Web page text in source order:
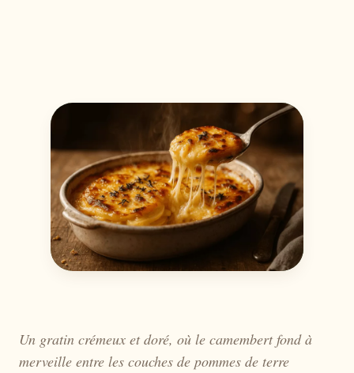
Un gratin crémeux et doré, où le camembert fond à
merveille entre les couches de pommes de terre